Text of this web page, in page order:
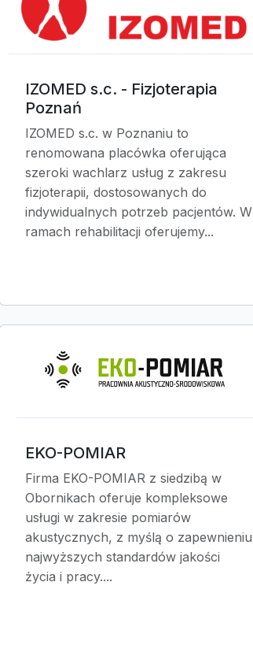
IZOMED s.c. - Fizjoterapia
Poznań
IZOMED s.c. w Poznaniu to
renomowana placówka oferująca
szeroki wachlarz usług z zakresu
fizjoterapii, dostosowanych do
indywidualnych potrzeb pacjentów. W
ramach rehabilitacji oferujemy...
EKO-POMIAR
Firma EKO-POMIAR z siedzibą w
Obornikach oferuje kompleksowe
usługi w zakresie pomiarów
akustycznych, z myślą o zapewnieniu
najwyższych standardów jakości
życia i pracy....